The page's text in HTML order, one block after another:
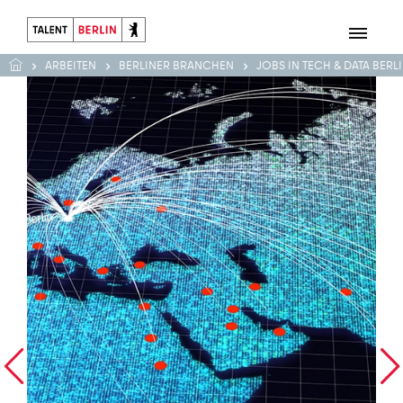
ARBEITEN BERLINER BRANCHEN JOBS IN TECH & DATA